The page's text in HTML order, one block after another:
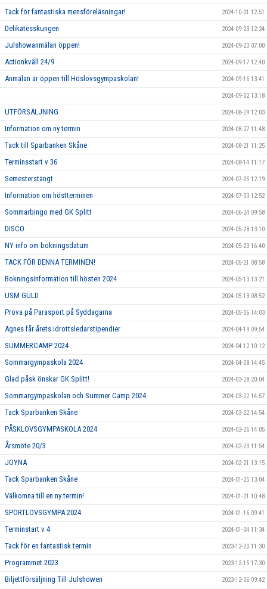
Tack för fantastiska mensföreläsningar! 2024-10-01 12:51
Delikatesskungen 2024-09-23 12:24
Julshowanmälan öppen! 2024-09-23 07:00
Actionkväll 24/9 2024-09-17 12:40
Anmälan är öppen till Höslovsgympaskolan! 2024-09-16 13:41
2024-09-02 13:18
UTFÖRSÄLJNING 2024-08-29 12:03
Information om ny termin 2024-08-27 11:48
Tack till Sparbanken Skåne 2024-08-21 11:25
Terminsstart v 36 2024-08-14 11:17
Semesterstängt 2024-07-05 12:19
Information om höstterminen 2024-07-03 12:52
Sommarbingo med GK Splitt 2024-06-24 09:58
DISCO 2024-05-28 13:10
NY info om bokningsdatum 2024-05-23 16:40
TACK FÖR DENNA TERMINEN! 2024-05-21 08:58
Bokningsinformation till hösten 2024 2024-05-13 13:21
USM GULD 2024-05-13 08:52
Prova på Parasport på Syddagarna 2024-05-06 14:03
Agnes får årets idrottsledarstipendier 2024-04-19 09:54
SUMMERCAMP 2024 2024-04-12 10:12
Sommargympaskola 2024 2024-04-08 14:45
Glad påsk önskar GK Splitt! 2024-03-28 20:04
Sommargympaskolan och Summer Camp 2024 2024-03-22 14:57
Tack Sparbanken Skåne 2024-03-22 14:54
PÅSKLOVSGYMPASKOLA 2024 2024-02-26 14:05
Årsmöte 20/3 2024-02-23 11:54
JOYNA 2024-02-21 13:15
Tack Sparbanken Skåne 2024-01-25 13:04
Välkomna till en ny termin! 2024-01-21 10:48
SPORTLOVSGYMPA 2024 2024-01-16 09:41
Terminstart v 4 2024-01-04 11:34
Tack för en fantastisk termin 2023-12-20 11:30
Programmet 2023 2023-12-15 17:30
Biljettförsäljning Till Julshowen 2023-12-06 09:42